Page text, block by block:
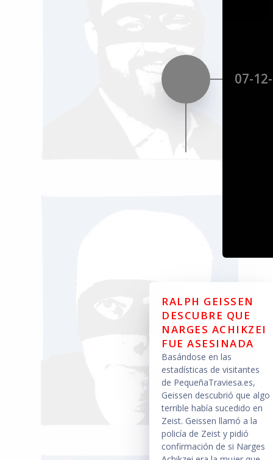
07-
RALPH GEISSEN
DESCUBRE QUE
NARGES ACHIKZEI
FUE ASESINADA
Basándose en las
estadísticas de visitantes
de PequeñaTraviesa.es,
Geissen descubrió que algo
terrible había sucedido en
Zeist. Geissen llamó a la
policía de Zeist y pidió
confirmación de si Narges